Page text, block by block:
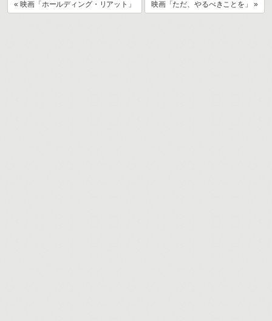
« 映画「ホールディング・リアット」 映画「ただ、やるべきことを」 »